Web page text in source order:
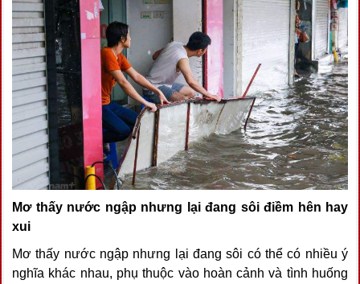
Mơ thấy nước ngập nhưng lại đang sôi điềm hên hay
xui
Mơ thấy nước ngập nhưng lại đang sôi có thể có nhiều ý
nghĩa khác nhau, phụ thuộc vào hoàn cảnh và tình huống